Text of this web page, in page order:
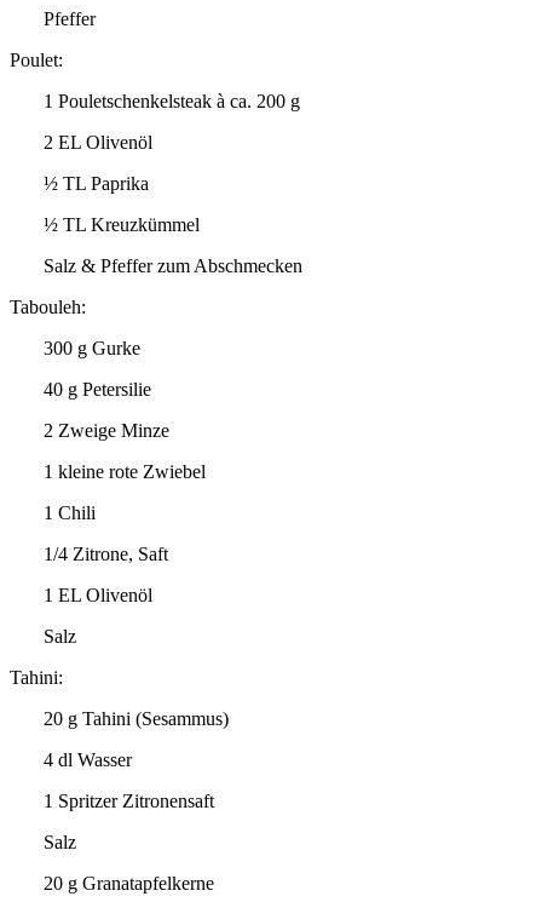
Pfeffer
Poulet:
1 Pouletschenkelsteak à ca. 200 g
2 EL Olivenöl
½ TL Paprika
½ TL Kreuzkümmel
Salz & Pfeffer zum Abschmecken
Tabouleh:
300 g Gurke
40 g Petersilie
2 Zweige Minze
1 kleine rote Zwiebel
1 Chili
1/4 Zitrone, Saft
1 EL Olivenöl
Salz
Tahini:
20 g Tahini (Sesammus)
4 dl Wasser
1 Spritzer Zitronensaft
Salz
20 g Granatapfelkerne